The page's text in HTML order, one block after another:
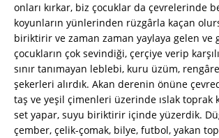
onları kırkar, biz çocuklar da çevrelerinde
koyunların yünlerinden rüzgârla kaçan
biriktirir ve zaman zaman yaylaya gelen ve
çocukların çok sevindiği, çerçiye verip
sınır tanımayan leblebi, kuru üzüm,
şekerleri alırdık. Akan derenin önüne
taş ve yeşil çimenleri üzerinde ıslak toprak
set yapar, suyu biriktirir içinde yüzerdik.
çember, çelik-çomak, bilye, futbol, yakan